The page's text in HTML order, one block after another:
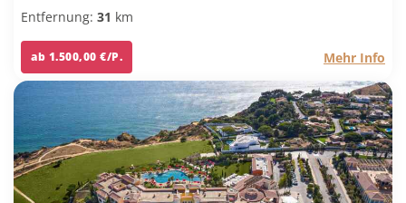
Entfernung: 31 km
ab 1.500,00 €/P. Mehr Info